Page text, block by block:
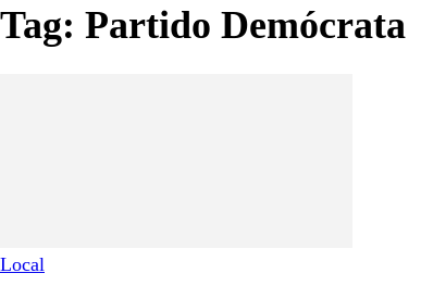
Tag: Partido Demócrata
Local